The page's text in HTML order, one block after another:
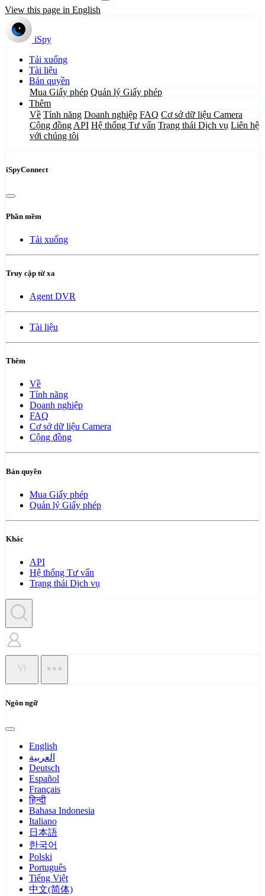
View this page in English
iSpy
Tải xuống
Tài liệu
Bản quyền
Mua Giấy phép Quản lý Giấy phép
Thêm
Về Tính năng Doanh nghiệp FAQ Cơ sở dữ liệu Camera
Cộng đồng API Hệ thống Tư vấn Trạng thái Dịch vụ Liên hệ
với chúng tôi
iSpyConnect
Phần mềm
Tải xuống
Truy cập từ xa
Agent DVR
Tài liệu
Thêm
Về
Tính năng
Doanh nghiệp
FAQ
Cơ sở dữ liệu Camera
Cộng đồng
Bản quyền
Mua Giấy phép
Quản lý Giấy phép
Khác
API
Hệ thống Tư vấn
Trạng thái Dịch vụ
VI
Ngôn ngữ
English
العربية
Deutsch
Español
Français
हिन्दी
Bahasa Indonesia
Italiano
日本語
한국어
Polski
Português
Tiếng Việt
中文(简体)